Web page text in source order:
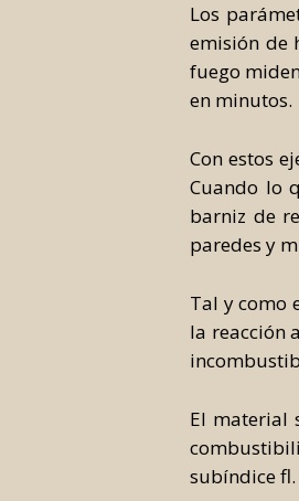
Los
emisión de
fuego
en minutos.
Con estos
Cuando lo
barniz de
paredes y
Tal y como
la reacción
El material
subíndice fl.